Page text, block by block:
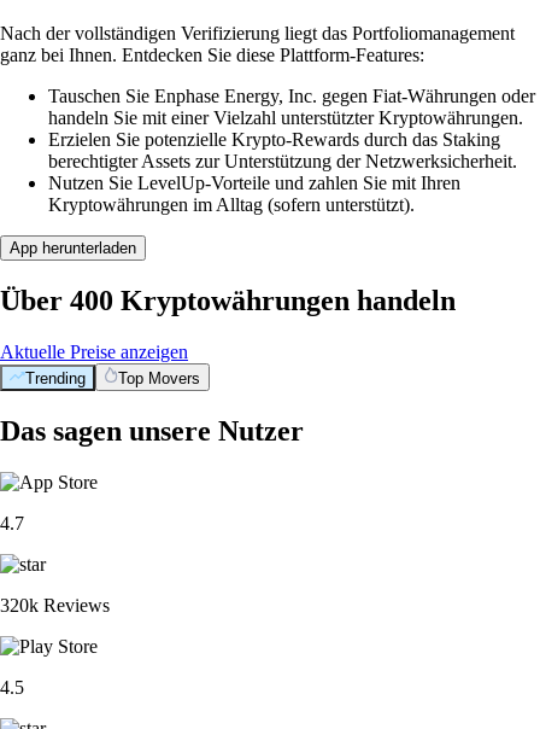
Nach der vollständigen Verifizierung liegt das Portfoliomanagement
ganz bei Ihnen. Entdecken Sie diese Plattform-Features:
Tauschen Sie Enphase Energy, Inc. gegen Fiat-Währungen oder
handeln Sie mit einer Vielzahl unterstützter Kryptowährungen.
Erzielen Sie potenzielle Krypto-Rewards durch das Staking
berechtigter Assets zur Unterstützung der Netzwerksicherheit.
Nutzen Sie LevelUp-Vorteile und zahlen Sie mit Ihren
Kryptowährungen im Alltag (sofern unterstützt).
App herunterladen
Über 400 Kryptowährungen handeln
Aktuelle Preise anzeigen
Trending Top Movers
Das sagen unsere Nutzer
4.7
320k Reviews
4.5